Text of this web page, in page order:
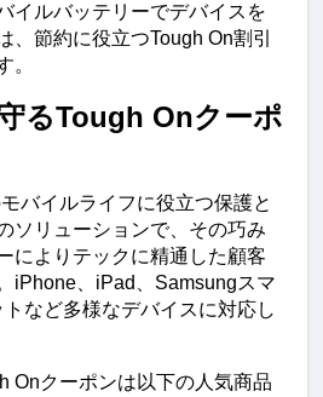
イルバッテリーでデバイスを
、節約に役立つTough On割引
。
るTough Onクーポ
バイルライフに役立つ保護と
ソリューションで、その巧み
によりテックに精通した顧客
iPhone、iPad、Samsungスマ
など多様なデバイスに対応し
Onクーポンは以下の人気商品